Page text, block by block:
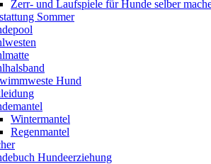
Zerr- und Laufspiele für Hunde selber
Sommer
Hund
Wintermantel
Regenmantel
Hundeerziehung